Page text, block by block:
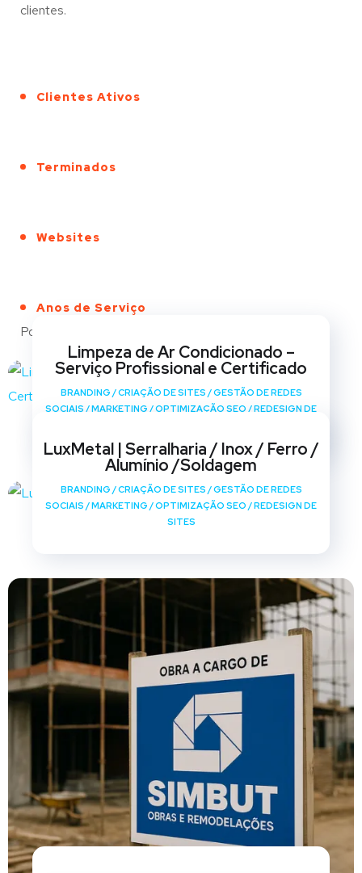
clientes.
Clientes Ativos
Terminados
Websites
Anos de Serviço
Portfólio
Limpeza de Ar Condicionado –
Serviço Profissional e Certificado
BRANDING /CRIAÇÃO DE SITES /GESTÃO DE REDES
SOCIAIS /MARKETING /OPTIMIZAÇÃO SEO /REDESIGN DE
LuxMetal | Serralharia / Inox / Ferro /
Alumínio /Soldagem
BRANDING /CRIAÇÃO DE SITES /GESTÃO DE REDES
SOCIAIS /MARKETING /OPTIMIZAÇÃO SEO /REDESIGN DE
SITES